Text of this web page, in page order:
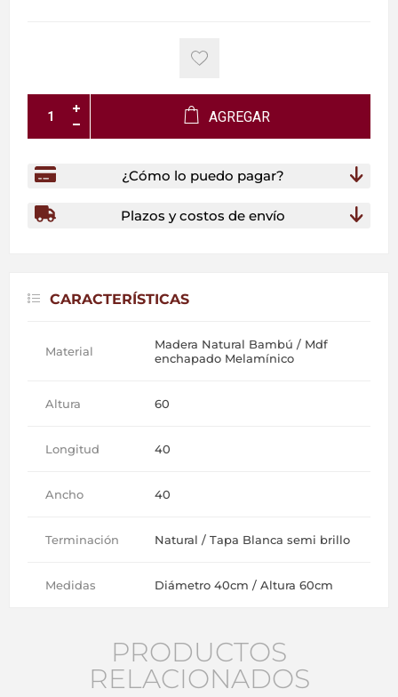
AGREGAR
¿Cómo lo puedo pagar?
Plazos y costos de envío
CARACTERÍSTICAS
Material
Madera Natural Bambú / Mdf
enchapado Melamínico
Altura 60
Longitud 40
Ancho 40
Terminación Natural / Tapa Blanca semi brillo
Medidas Diámetro 40cm / Altura 60cm
PRODUCTOS
RELACIONADOS